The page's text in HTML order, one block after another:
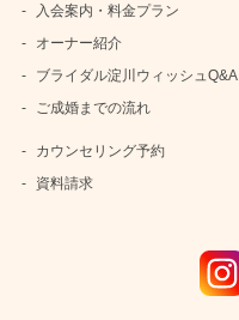
入会案内・料金プラン
オーナー紹介
ブライダル淀川ウィッシュQ&A
ご成婚までの流れ
カウンセリング予約
資料請求